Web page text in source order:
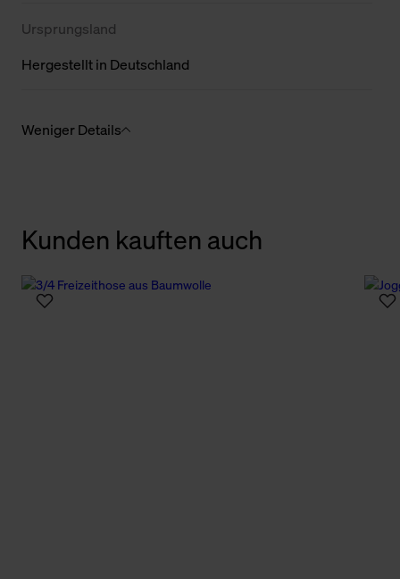
Ursprungsland
Hergestellt in Deutschland
Weniger Details
Kunden kauften auch